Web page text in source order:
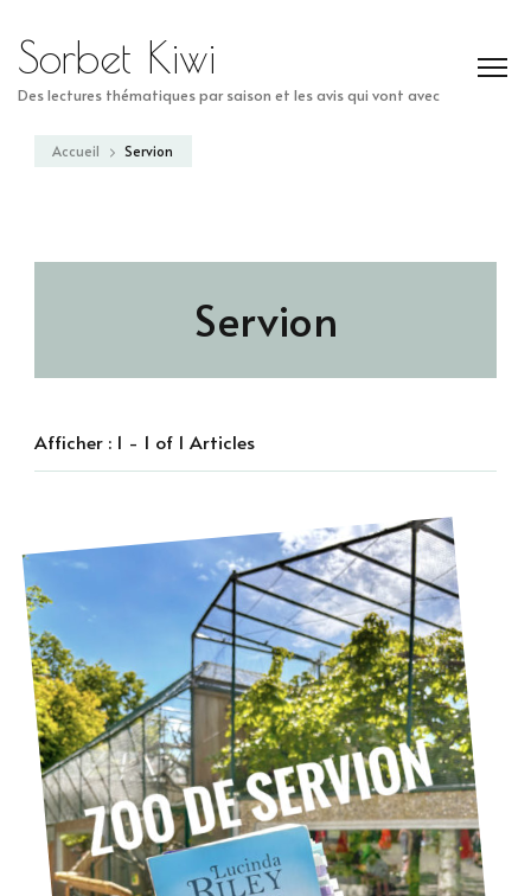
Sorbet Kiwi
Des lectures thématiques par saison et les avis qui vont avec
Accueil Servion
Servion
Afficher : 1 - 1 of 1 Articles